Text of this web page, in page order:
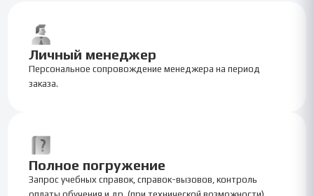
Личный менеджер
Персональное сопровождение менеджера на период
заказа.
Полное погружение
Запрос учебных справок, справок-вызовов, контроль